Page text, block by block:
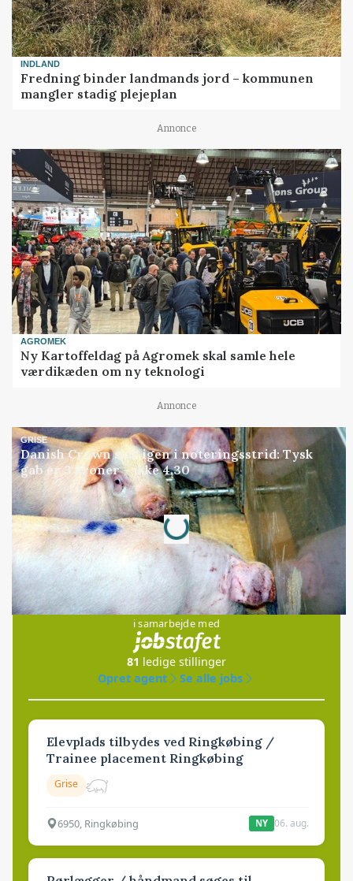
INDLAND
Fredning binder landmands jord – kommunen
mangler stadig plejeplan
Annonce
AGROMEK
Ny Kartoffeldag på Agromek skal samle hele
værdikæden om ny teknologi
Annonce
GRISE
Danish Crown slår igen i noteringsstrid: Tysk
gab er 3 kroner – ikke 4,30
Annonce
Loading...
Jobs
i samarbejde med
81 ledige stillinger
Opret agent
Se alle jobs
Elevplads tilbydes ved Ringkøbing /
Trainee placement Ringkøbing
Grise
6950, Ringkøbing NY 06. aug.